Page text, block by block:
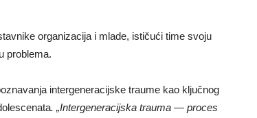
organizacija i mlade, ističući time svoju
problema.
intergeneracijske traume kao ključnog
. „Intergeneracijska trauma — proces